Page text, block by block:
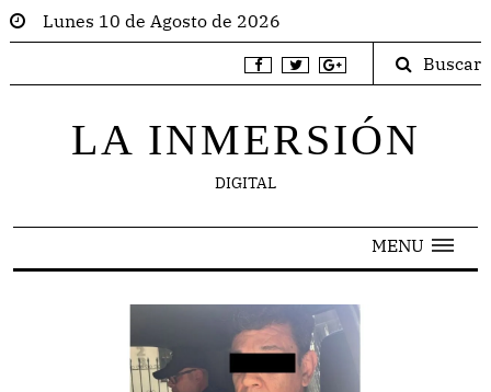
Lunes 10 de Agosto de 2026
Buscar
LA INMERSIÓN
DIGITAL
MENU